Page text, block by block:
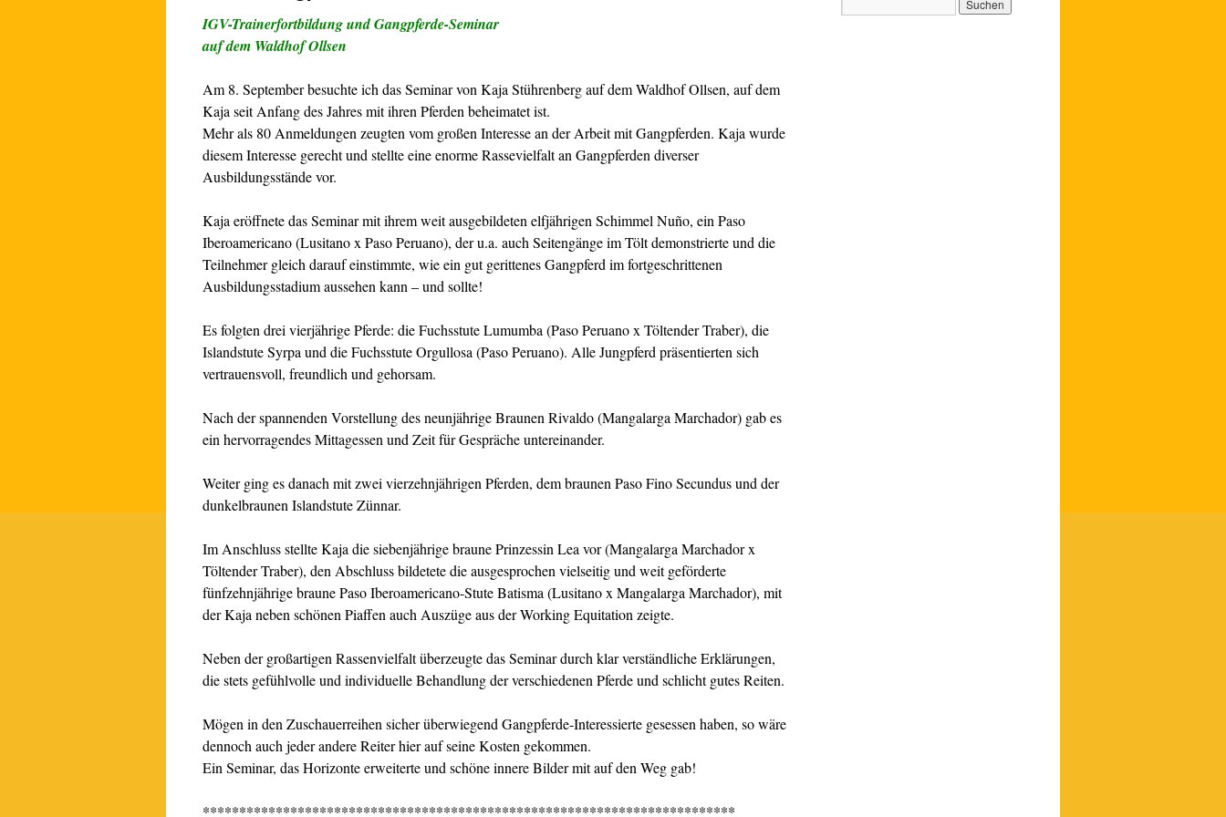
IGV-Trainerfortbildung und Gangpferde-Seminar
auf dem Waldhof Ollsen
Am 8. September besuchte ich das Seminar von Kaja Stührenberg auf dem Waldhof Ollsen, auf dem
Kaja seit Anfang des Jahres mit ihren Pferden beheimatet ist.
Mehr als 80 Anmeldungen zeugten vom großen Interesse an der Arbeit mit Gangpferden. Kaja wurde
diesem Interesse gerecht und stellte eine enorme Rassevielfalt an Gangpferden diverser
Ausbildungsstände vor.
Kaja eröffnete das Seminar mit ihrem weit ausgebildeten elfjährigen Schimmel Nuño, ein Paso
Iberoamericano (Lusitano x Paso Peruano), der u.a. auch Seitengänge im Tölt demonstrierte und die
Teilnehmer gleich darauf einstimmte, wie ein gut gerittenes Gangpferd im fortgeschrittenen
Ausbildungsstadium aussehen kann – und sollte!
Es folgten drei vierjährige Pferde: die Fuchsstute Lumumba (Paso Peruano x Töltender Traber), die
Islandstute Syrpa und die Fuchsstute Orgullosa (Paso Peruano). Alle Jungpferd präsentierten sich
vertrauensvoll, freundlich und gehorsam.
Nach der spannenden Vorstellung des neunjährige Braunen Rivaldo (Mangalarga Marchador) gab es
ein hervorragendes Mittagessen und Zeit für Gespräche untereinander.
Weiter ging es danach mit zwei vierzehnjährigen Pferden, dem braunen Paso Fino Secundus und der
dunkelbraunen Islandstute Zünnar.
Im Anschluss stellte Kaja die siebenjährige braune Prinzessin Lea vor (Mangalarga Marchador x
Töltender Traber), den Abschluss bildetete die ausgesprochen vielseitig und weit geförderte
fünfzehnjährige braune Paso Iberoamericano-Stute Batisma (Lusitano x Mangalarga Marchador), mit
der Kaja neben schönen Piaffen auch Auszüge aus der Working Equitation zeigte.
Neben der großartigen Rassenvielfalt überzeugte das Seminar durch klar verständliche Erklärungen,
die stets gefühlvolle und individuelle Behandlung der verschiedenen Pferde und schlicht gutes Reiten.
Mögen in den Zuschauerreihen sicher überwiegend Gangpferde-Interessierte gesessen haben, so wäre
dennoch auch jeder andere Reiter hier auf seine Kosten gekommen.
Ein Seminar, das Horizonte erweiterte und schöne innere Bilder mit auf den Weg gab!
*************************************************************************